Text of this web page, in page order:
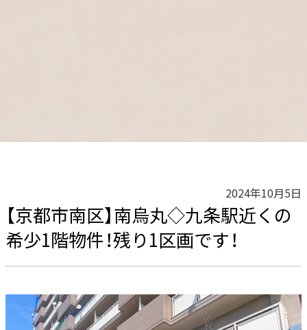
2024年10月5日
【京都市南区】南烏丸◇九条駅近くの
希少1階物件！残り1区画です！